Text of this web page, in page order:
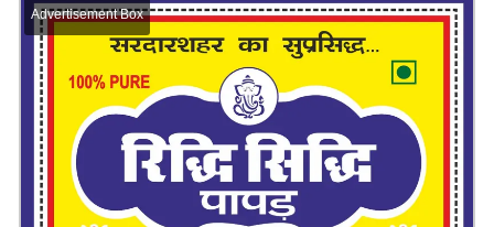
Advertisement Box